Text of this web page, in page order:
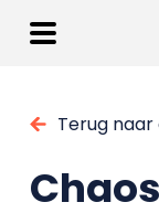
Terug